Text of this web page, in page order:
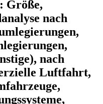
Größe,
nach
nach
Luftfahrt,